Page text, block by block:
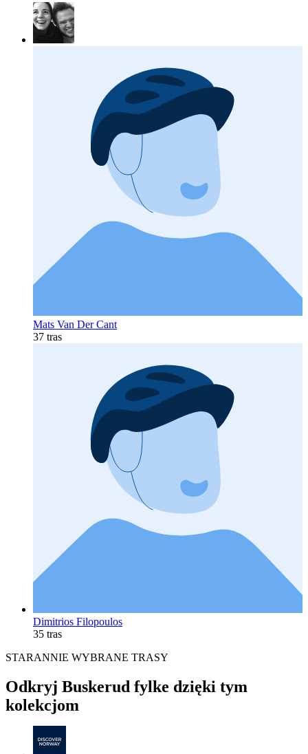
Mats Van Der Cant
37 tras
Dimitrios Filopoulos
35 tras
STARANNIE WYBRANE TRASY
Odkryj Buskerud fylke dzięki tym
kolekcjom